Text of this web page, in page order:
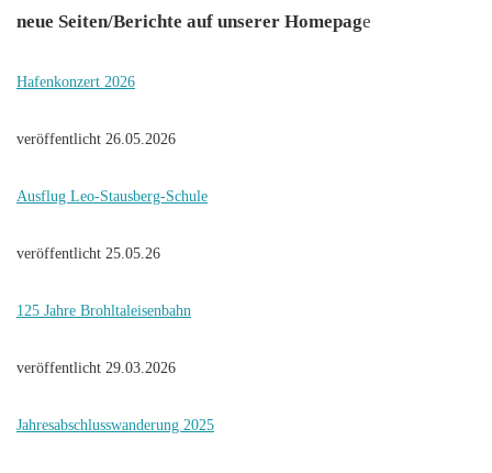
neue Seiten/Berichte auf unserer Homepage
Hafenkonzert 2026
veröffentlicht 26.05.2026
Ausflug Leo-Stausberg-Schule
veröffentlicht 25.05.26
125 Jahre Brohltaleisenbahn
veröffentlicht 29.03.2026
Jahresabschlusswanderung 2025